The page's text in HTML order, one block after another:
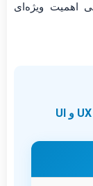
اهمیت ویژه‌ای